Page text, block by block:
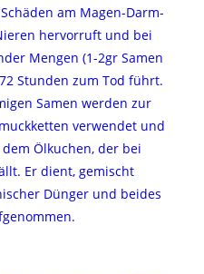
am Magen-Darm-
hervorruft und bei
Mengen (1-2gr Samen
Stunden zum Tod führt.
Samen werden zur
verwendet und
Ölkuchen, der bei
Er dient, gemischt
Dünger und beides